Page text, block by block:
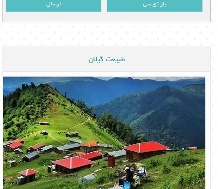
ارسال باز نویسی
طبیعت گیلان